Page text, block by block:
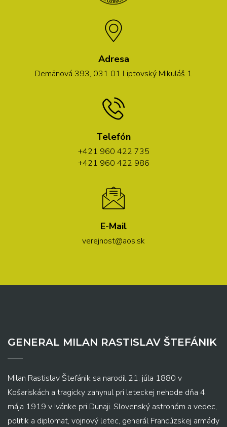
Adresa
Demänová 393, 031 01 Liptovský Mikuláš 1
Telefón
+421 960 422 735
+421 960 422 986
E-Mail
verejnost@aos.sk
GENERAL MILAN RASTISLAV ŠTEFÁNIK
Milan Rastislav Štefánik sa narodil 21. júla 1880 v
Košariskách a tragicky zahynul pri leteckej nehode dňa 4.
mája 1919 v Ivánke pri Dunaji. Slovenský astronóm a vedec,
politik a diplomat, vojnový letec, generál Francúzskej armády